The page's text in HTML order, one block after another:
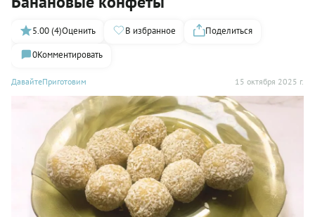
ДавайтеПриготовим 15 октября 2025 г.
5.00 (4)Оценить В избранное
Поделиться
0Комментировать